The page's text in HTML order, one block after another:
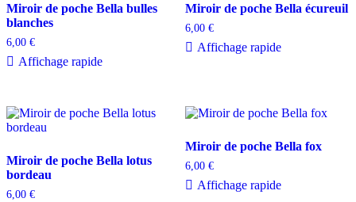
Miroir de poche Bella bulles
blanches
6,00 €
Affichage rapide
Miroir de poche Bella écureuil
6,00 €
Affichage rapide
Miroir de poche Bella lotus
bordeau
6,00 €
Miroir de poche Bella fox
6,00 €
Affichage rapide